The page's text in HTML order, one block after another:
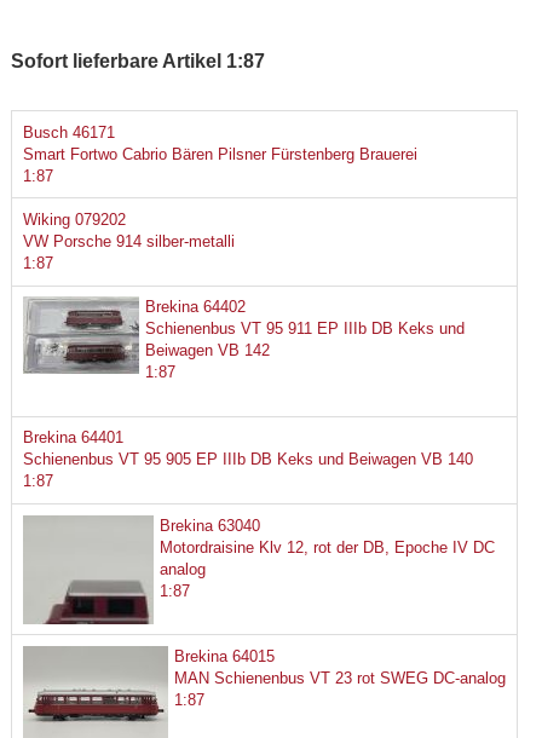
Sofort lieferbare Artikel 1:87
Busch 46171
Smart Fortwo Cabrio Bären Pilsner Fürstenberg Brauerei
1:87
Wiking 079202
VW Porsche 914 silber-metalli
1:87
Brekina 64402
Schienenbus VT 95 911 EP IIIb DB Keks und
Beiwagen VB 142
1:87
Brekina 64401
Schienenbus VT 95 905 EP IIIb DB Keks und Beiwagen VB 140
1:87
Brekina 63040
Motordraisine Klv 12, rot der DB, Epoche IV DC
analog
1:87
Brekina 64015
MAN Schienenbus VT 23 rot SWEG DC-analog
1:87